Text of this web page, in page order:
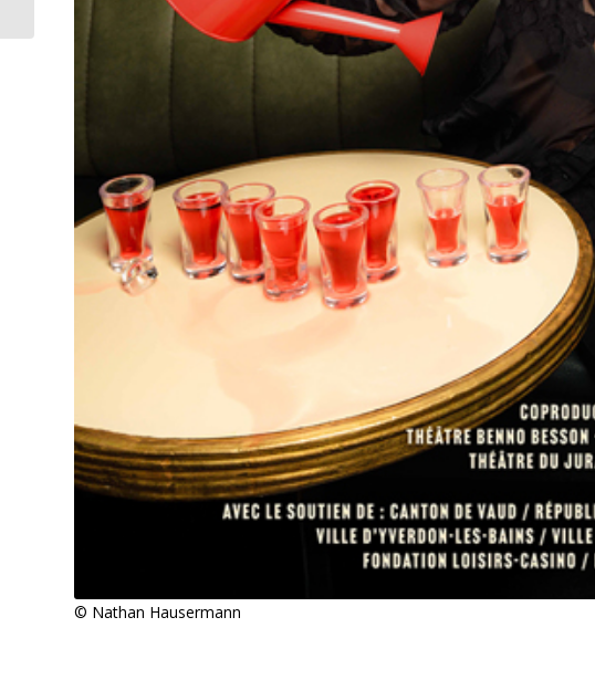
© Nathan Hausermann